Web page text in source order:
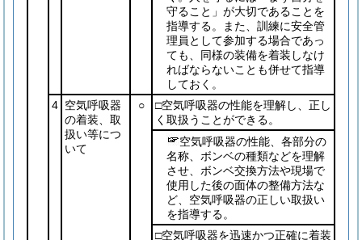
守ること」が大切であることを
指導する。また、訓練に安全管
理員として参加する場合であっ
ても、同様の装備を着装しなけ
ればならないことも併せて指導
しておく。
4 空気呼吸器
の着装、取
扱い等につ
いて
○
□空気呼吸器の性能を理解し、正し
く取扱うことができる。
空気呼吸器の性能、各部分の
名称、ボンベの種類などを理解
させ、ボンベ交換方法や現場で
使用した後の面体の整備方法な
ど、空気呼吸器の正しい取扱い
を指導する。
□空気呼吸器を迅速かつ正確に着装